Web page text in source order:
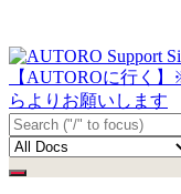
【AUTOROに行く
らよりお願いします